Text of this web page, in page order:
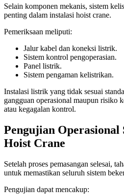
Selain komponen mekanis, sistem
penting dalam instalasi hoist crane.
Pemeriksaan meliputi:
Jalur kabel dan koneksi listrik.
Sistem kontrol pengoperasian.
Panel listrik.
Sistem pengaman kelistrikan.
Instalasi listrik yang tidak sesuai
gangguan operasional maupun risiko
atau kegagalan kontrol.
Pengujian Operasional
Hoist Crane
Setelah proses pemasangan selesai,
untuk memastikan seluruh sistem
Pengujian dapat mencakup: